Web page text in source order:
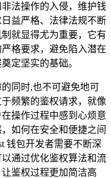
法操作的入侵，维护钱
益严格、法律法规不断
就显得尤为重要，它有
格要求，避免陷入潜在
定坚实的基础。
同时,也不可避免地可
频繁的鉴权请求，就像
操作过程中感到心烦意
如何在安全和便捷之间
钱包开发者需要不断深
通过优化鉴权算法和流
鉴权过程更加简洁高